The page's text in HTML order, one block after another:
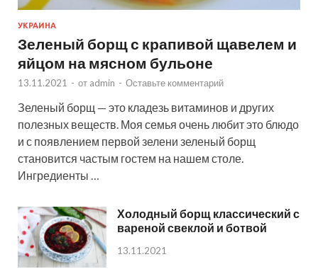
УКРАИНА
Зеленый борщ с крапивой щавелем и
яйцом на мясном бульоне
13.11.2021 - от admin - Оставьте комментарий
Зеленый борщ — это кладезь витаминов и других
полезных веществ. Моя семья очень любит это блюдо
и с появлением первой зелени зеленый борщ
становится частым гостем на нашем столе.
Ингредиенты …
Холодный борщ классический с
вареной свеклой и ботвой
13.11.2021